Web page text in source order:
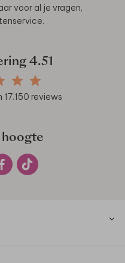
voor al je vragen,
.
4.51
17.150 reviews